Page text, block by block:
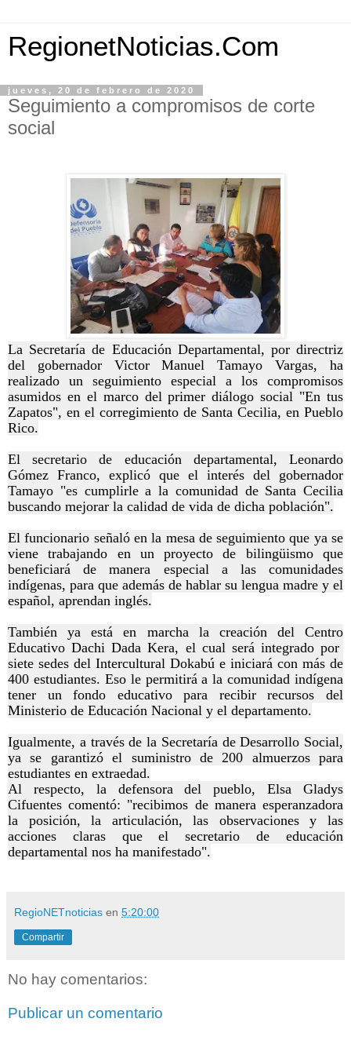
RegionetNoticias.Com
jueves, 20 de febrero de 2020
Seguimiento a compromisos de corte
social
La Secretaría de Educación Departamental, por directriz
del gobernador Victor Manuel Tamayo Vargas, ha
realizado un seguimiento especial a los compromisos
asumidos en el marco del primer diálogo social "En tus
Zapatos", en el corregimiento de Santa Cecilia, en Pueblo
Rico.
El secretario de educación departamental, Leonardo
Gómez Franco, explicó que el interés del gobernador
Tamayo "es cumplirle a la comunidad de Santa Cecilia
buscando mejorar la calidad de vida de dicha población".
El funcionario señaló en la mesa de seguimiento que ya se
viene trabajando en un proyecto de bilingüismo que
beneficiará de manera especial a las comunidades
indígenas, para que además de hablar su lengua madre y el
español, aprendan inglés.
También ya está en marcha la creación del Centro
Educativo Dachi Dada Kera, el cual será integrado por
siete sedes del Intercultural Dokabú e iniciará con más de
400 estudiantes. Eso le permitirá a la comunidad indígena
tener un fondo educativo para recibir recursos del
Ministerio de Educación Nacional y el departamento.
Igualmente, a través de la Secretaría de Desarrollo Social,
ya se garantizó el suministro de 200 almuerzos para
estudiantes en extraedad.
Al respecto, la defensora del pueblo, Elsa Gladys
Cifuentes comentó: "recibimos de manera esperanzadora
la posición, la articulación, las observaciones y las
acciones claras que el secretario de educación
departamental nos ha manifestado".
RegioNETnoticias en 5:20:00
Compartir
No hay comentarios:
Publicar un comentario